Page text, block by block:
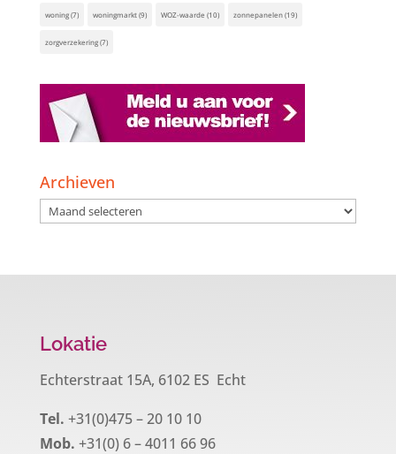
woning(7) woningmarkt(9) WOZ-waarde (10) zonnepanelen(19)
zorgverzekering(7)
Archieven
Archieven
Lokatie
Echterstraat 15A, 6102 ES Echt
Tel. +31(0)475 – 20 10 10
Mob. +31(0) 6 – 4011 66 96